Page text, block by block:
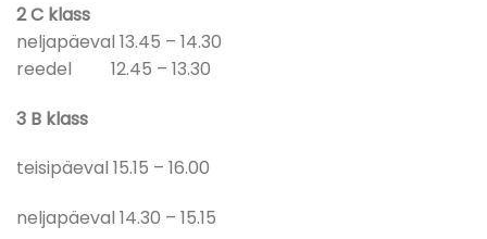
2 C klass
neljapäeval 13.45 – 14.30
reedel 12.45 – 13.30
3 B klass
teisipäeval 15.15 – 16.00
neljapäeval 14.30 – 15.15